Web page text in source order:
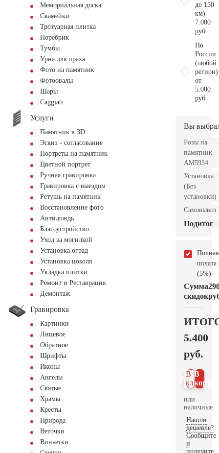
Мемориальная доска
Скамейки
Тротуарная плитка
Поребрик
Тумбы
Урна для праха
Фото на памятник
Фотоовалы
Шары
Сaggiati
Услуги
Памятник в 3D
Эскиз - согласование
Портреты на памятник
Цветной портрет
Ручная гравировка
Гравировка с выездом
Ретушь на памятник
Восстановление фото
Антидождь
Благоустройство
Уход за могилкой
Установка оград
Установка цоколя
Укладка плитки
Ремонт и Реставрация
Демонтаж
Гравировка
Картинки
Лицевое
Обратное
Шрифты
Иконы
Ангелы
Святые
Храмы
Кресты
Природа
Веточки
Виньетки
до 150
км)
7.000
руб.
По
России
(любой
регион)
от
5.000
руб.
Вы
Розы на
памятник
AM5934
Установка
(Без
установки)
Самовывоз
Подитог
Полная
оплата
(5%)
Сумма
скидок
5.400
руб.
В
В 1
клик
или
наличные.
Нашли
дешевле?
Сообщите
и
получите